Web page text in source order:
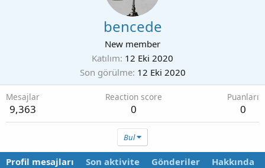
bencede
New member
Katılım 12 Eki 2020
Son görülme 12 Eki 2020
Mesajlar
9,363
Reaction score
0
Puanları
0
Bul
Profil mesajları Son aktivite Gönderiler Hakkında